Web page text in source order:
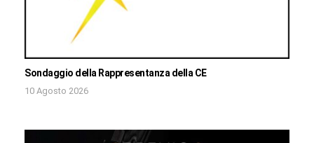
Sondaggio della Rappresentanza della CE
10 Agosto 2026